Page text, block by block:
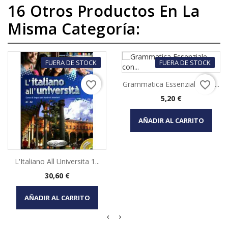
16 Otros Productos En La
Misma Categoría:
FUERA DE STOCK
L'Italiano All Universita 1...
Precio
30,60 €
AÑADIR AL CARRITO
favorite_border
FUERA DE STOCK
Grammatica Essenziale Con...
Precio
5,20 €
AÑADIR AL CARRITO
favorite_border